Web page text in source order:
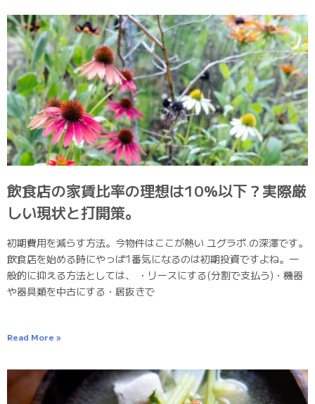
飲食店の家賃比率の理想は10%以下？実際厳
しい現状と打開策。
初期費用を減らす方法。今物件はここが熱い ユグラボ.の深澤です。
飲食店を始める時にやっぱ1番気になるのは初期投資ですよね。一
般的に抑える方法としては、 ・リースにする(分割で支払う)・機器
や器具類を中古にする・居抜きで
Read More »